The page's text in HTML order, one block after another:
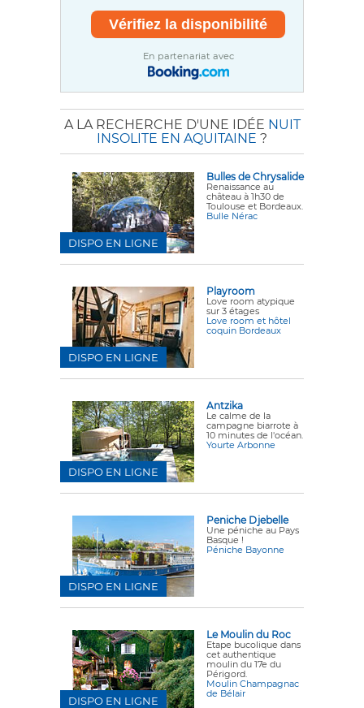
En partenariat avec
A LA RECHERCHE D'UNE IDÉE NUIT
INSOLITE EN AQUITAINE ?
Bulles de Chrysalide
Renaissance au
château à 1h30 de
Toulouse et Bordeaux.
Bulle Nérac
DISPO EN LIGNE
Playroom
Love room atypique
sur 3 étages
Love room et hôtel
coquin Bordeaux
DISPO EN LIGNE
Antzika
Le calme de la
campagne biarrote à
10 minutes de l'océan.
Yourte Arbonne
DISPO EN LIGNE
Peniche Djebelle
Une péniche au Pays
Basque !
Péniche Bayonne
DISPO EN LIGNE
Le Moulin du Roc
Etape bucolique dans
cet authentique
moulin du 17e du
Périgord.
Moulin Champagnac
de Bélair
DISPO EN LIGNE